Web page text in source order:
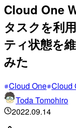
Cloud One
タスクを利
ティ状態を
みた
Cloud One Cloud
Toda Tomohiro
2022.09.14